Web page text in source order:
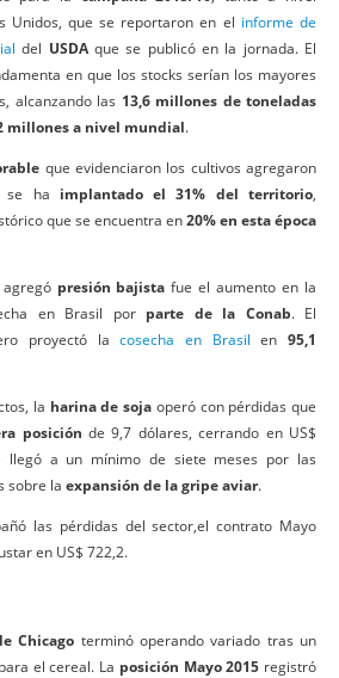
Unidos, que se reportaron en el informe de
del USDAque se publicó en la jornada. El
en que los stocks serían los mayores
alcanzando las 13,6 millones de toneladas
millones a nivel mundial.
que evidenciaron los cultivos agregaron
se ha implantado el 31% del territorio,
que se encuentra en20% en esta época
presión bajista fue el aumento en la
en Brasil por parte de la Conab. El
proyectó lacosecha en Brasil en95,1
la harina de soja operó con pérdidas que
posición de 9,7 dólares, cerrando en US$
llegó a un mínimo de siete meses por las
sobre la expansión de la gripe aviar.
las pérdidas del sector,el contrato Mayo
en US$ 722,2.
Chicago ​ terminó operando variado tras un
el cereal. La posición Mayo 2015 registró